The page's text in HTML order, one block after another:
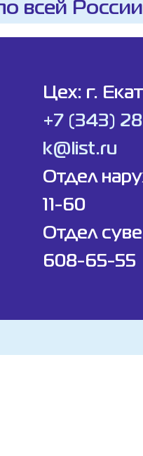
всей
Цех: г.
+7 (343)
k@list.ru
Отдел
11-60
Отдел
608-65-55